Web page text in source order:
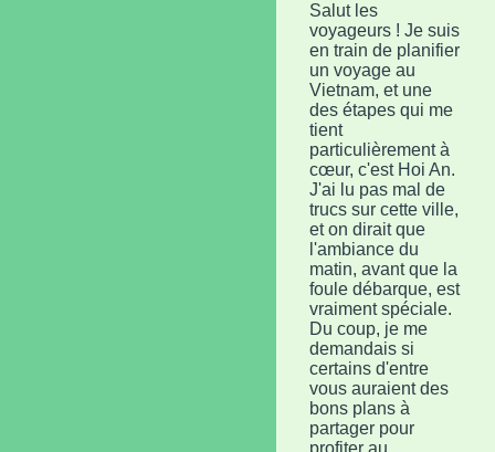
Salut les
voyageurs ! Je suis
en train de planifier
un voyage au
Vietnam, et une
des étapes qui me
tient
particulièrement à
cœur, c'est Hoi An.
J'ai lu pas mal de
trucs sur cette ville,
et on dirait que
l'ambiance du
matin, avant que la
foule débarque, est
vraiment spéciale.
Du coup, je me
demandais si
certains d'entre
vous auraient des
bons plans à
partager pour